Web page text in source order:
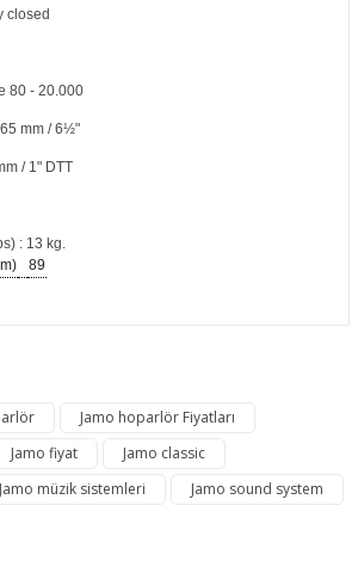
closed
80 - 20.000
mm / 6½"
/ 1" DTT
: 13 kg.
89
Yorum Yaz
noktaları öneri formunu
için teşekkür ederiz.
bozuk veya görüntülenemiyor.
eksik bilgiler bulunuyor.
Jamo hoparlör Fiyatları
Jamo fiyat
Jamo classic
Jamo müzik sistemleri
Jamo sound system